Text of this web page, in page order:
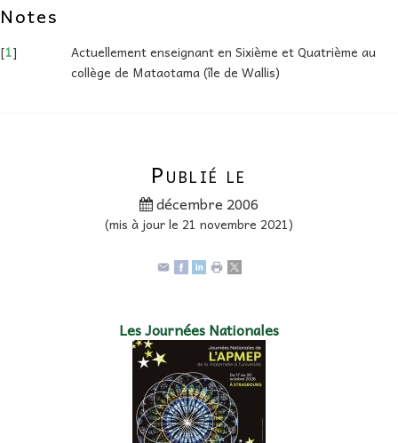
Notes
[1]
Actuellement enseignant en Sixième et Quatrième au
collège de Mataotama (île de Wallis)
Publié le
décembre 2006
(mis à jour le 21 novembre 2021)
Les Journées Nationales